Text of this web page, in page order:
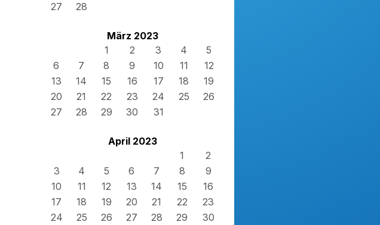
27
28
März 2023
1
2 3 4
5
6
7 8 9 10 11
12
13
14 15 16 17 18
19
20
21 22 23 24 25
26
27
28 29 30 31
April 2023
1
2
3
4 5 6 7 8
9
10
11 12 13 14 15
16
17
18 19 20 21 22
23
24
25 26 27 28 29 30